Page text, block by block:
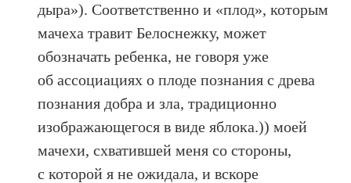
дыра»). Соответственно и «плод», которым
мачеха травит Белоснежку, может
обозначать ребенка, не говоря уже
об ассоциациях о плоде познания с древа
познания добра и зла, традиционно
изображающегося в виде яблока.)) моей
мачехи, схватившей меня со стороны,
с которой я не ожидала, и вскоре